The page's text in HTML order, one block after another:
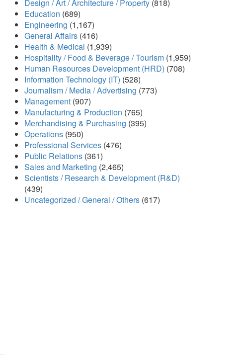
Design / Art / Architecture / Property (818)
Education (689)
Engineering (1,167)
General Affairs (416)
Health & Medical (1,939)
Hospitality / Food & Beverage / Tourism (1,959)
Human Resources Development (HRD) (708)
Information Technology (IT) (528)
Journalism / Media / Advertising (773)
Management (907)
Manufacturing & Production (765)
Merchandising & Purchasing (395)
Operations (950)
Professional Services (476)
Public Relations (361)
Sales and Marketing (2,465)
Scientists / Research & Development (R&D)
(439)
Uncategorized / General / Others (617)